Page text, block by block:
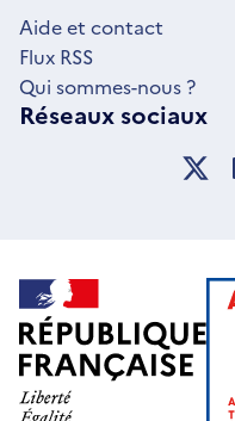
Aide et contact
Flux RSS
Qui sommes-nous ?
Réseaux sociaux